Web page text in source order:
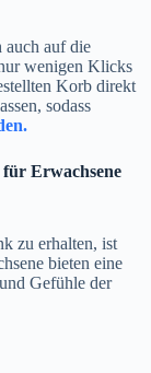
auch auf die
wenigen Klicks
Korb direkt
sodass
Erwachsene
zu erhalten, ist
bieten eine
Gefühle der